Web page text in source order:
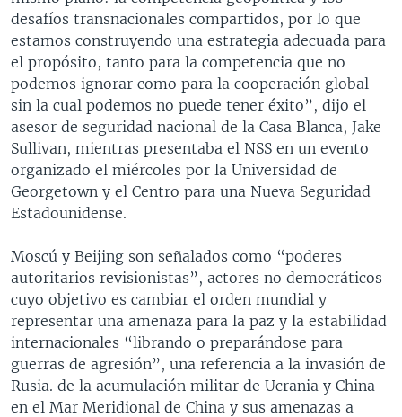
desafíos transnacionales compartidos, por lo que
estamos construyendo una estrategia adecuada para
el propósito, tanto para la competencia que no
podemos ignorar como para la cooperación global
sin la cual podemos no puede tener éxito”, dijo el
asesor de seguridad nacional de la Casa Blanca, Jake
Sullivan, mientras presentaba el NSS en un evento
organizado el miércoles por la Universidad de
Georgetown y el Centro para una Nueva Seguridad
Estadounidense.
Moscú y Beijing son señalados como “poderes
autoritarios revisionistas”, actores no democráticos
cuyo objetivo es cambiar el orden mundial y
representar una amenaza para la paz y la estabilidad
internacionales “librando o preparándose para
guerras de agresión”, una referencia a la invasión de
Rusia. de la acumulación militar de Ucrania y China
en el Mar Meridional de China y sus amenazas a